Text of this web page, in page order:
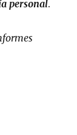
personal.